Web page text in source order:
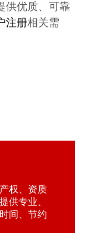
供优质、可靠
注册相关需
权、资质
供专业、
间、节约